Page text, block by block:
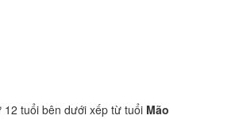
tuổi bên dưới xếp từ tuổi Mão